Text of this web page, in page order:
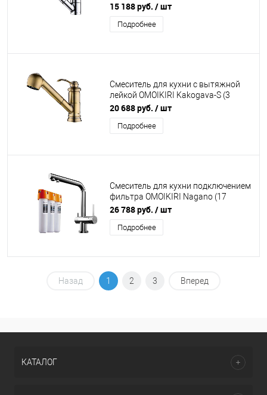
15 188 руб. / шт
Подробнее
Смеситель для кухни с вытяжной
лейкой OMOIKIRI Kakogava-S (3
цвета)
20 688 руб. / шт
Подробнее
Смеситель для кухни подключением
фильтра OMOIKIRI Nagano (17
цветов) + фильтр Pure Drop lite
26 788 руб. / шт
Подробнее
Назад 1 2 3 Вперед
КАТАЛОГ